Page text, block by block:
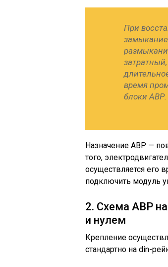
При
время
блоки АВР.
Назначение АВР —
того,
осуществляется его
подключить модуль
2. Схема АВР
и нулем
Крепление
стандартно на din-